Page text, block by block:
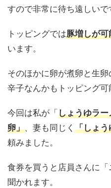
すので非常に待ち遠しいで
トッピングでは豚増しが可
います。
そのほかに卵が煮卵と生
辛子なんかもトッピング可
今回は私が「しょうゆラ
卵」、妻も同じく 「しょ
頼みました。
食券を買うと店員さんに
聞かれます。